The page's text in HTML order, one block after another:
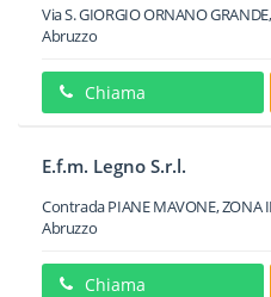
Via S. GIORGIO ORNANO
Abruzzo
Chiama
E.f.m. Legno S.r.l.
Contrada PIANE MAVONE, ZONA
Abruzzo
Chiama